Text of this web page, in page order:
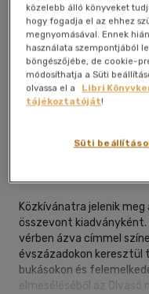
Kívánságlistához adom
Brooks Kiadó|2015|
Közkívánatra jelenik
összevont kiadványként.
vérben ázva címmel
évszázadokon
bukásokon és
elmeséléséből az
közelebb álló könyveket
hogy fogadja el az ehhez
megnyomásával. Ennek
használata szempontjából
böngészőjébe, de cookie-
módosíthatja a Süti
olvassa el a
Libri
tájékoztatóját!
Süti